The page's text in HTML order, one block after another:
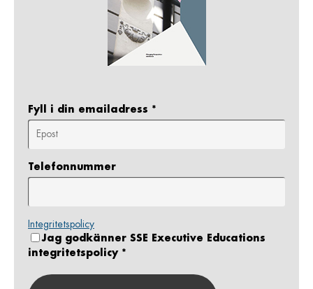
Fyll i din emailadress *
Telefonnummer
Integritetspolicy
Jag godkänner SSE Executive Educations
integritetspolicy *